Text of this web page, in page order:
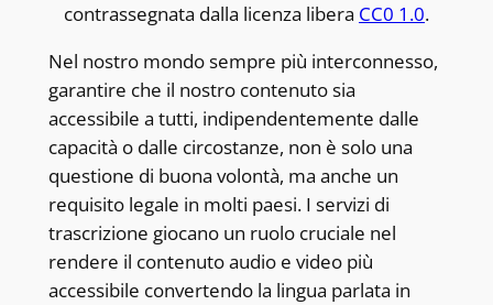
contrassegnata dalla licenza libera CC0 1.0.
Nel nostro mondo sempre più interconnesso,
garantire che il nostro contenuto sia
accessibile a tutti, indipendentemente dalle
capacità o dalle circostanze, non è solo una
questione di buona volontà, ma anche un
requisito legale in molti paesi. I servizi di
trascrizione giocano un ruolo cruciale nel
rendere il contenuto audio e video più
accessibile convertendo la lingua parlata in